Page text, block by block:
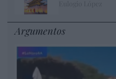
Argumentos